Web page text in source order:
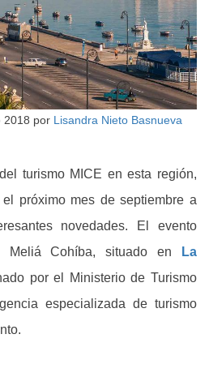
2018 por Lisandra Nieto Basnueva
turismo MICE en esta región,
próximo mes de septiembre a
novedades. El evento
Meliá Cohíba, situado en
La
por el Ministerio de Turismo
especializada de turismo